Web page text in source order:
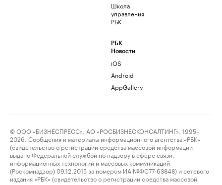
Школа
управления
РБК
РБК
Новости
iOS
Android
AppGallery
© ООО «БИЗНЕСПРЕСС», АО «РОСБИЗНЕСКОНСАЛТИНГ», 1995–
2026. Сообщения и материалы информационного агентства «РБК»
(свидетельство о регистрации средства массовой информации
выдано Федеральной службой по надзору в сфере связи,
информационных технологий и массовых коммуникаций
(Роскомнадзор) 09.12.2015 за номером ИА №ФС77-63848) и сетевого
издания «РБК» (свидетельство о регистрации средства массовой